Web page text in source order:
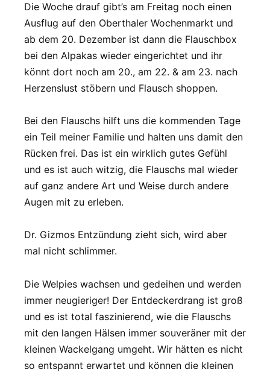
Die Woche drauf gibt’s am Freitag noch einen
Ausflug auf den Oberthaler Wochenmarkt und
ab dem 20. Dezember ist dann die Flauschbox
bei den Alpakas wieder eingerichtet und ihr
könnt dort noch am 20., am 22. & am 23. nach
Herzenslust stöbern und Flausch shoppen.
Bei den Flauschs hilft uns die kommenden Tage
ein Teil meiner Familie und halten uns damit den
Rücken frei. Das ist ein wirklich gutes Gefühl
und es ist auch witzig, die Flauschs mal wieder
auf ganz andere Art und Weise durch andere
Augen mit zu erleben.
Dr. Gizmos Entzündung zieht sich, wird aber
mal nicht schlimmer.
Die Welpies wachsen und gedeihen und werden
immer neugieriger! Der Entdeckerdrang ist groß
und es ist total faszinierend, wie die Flauschs
mit den langen Hälsen immer souveräner mit der
kleinen Wackelgang umgeht. Wir hätten es nicht
so entspannt erwartet und können die kleinen